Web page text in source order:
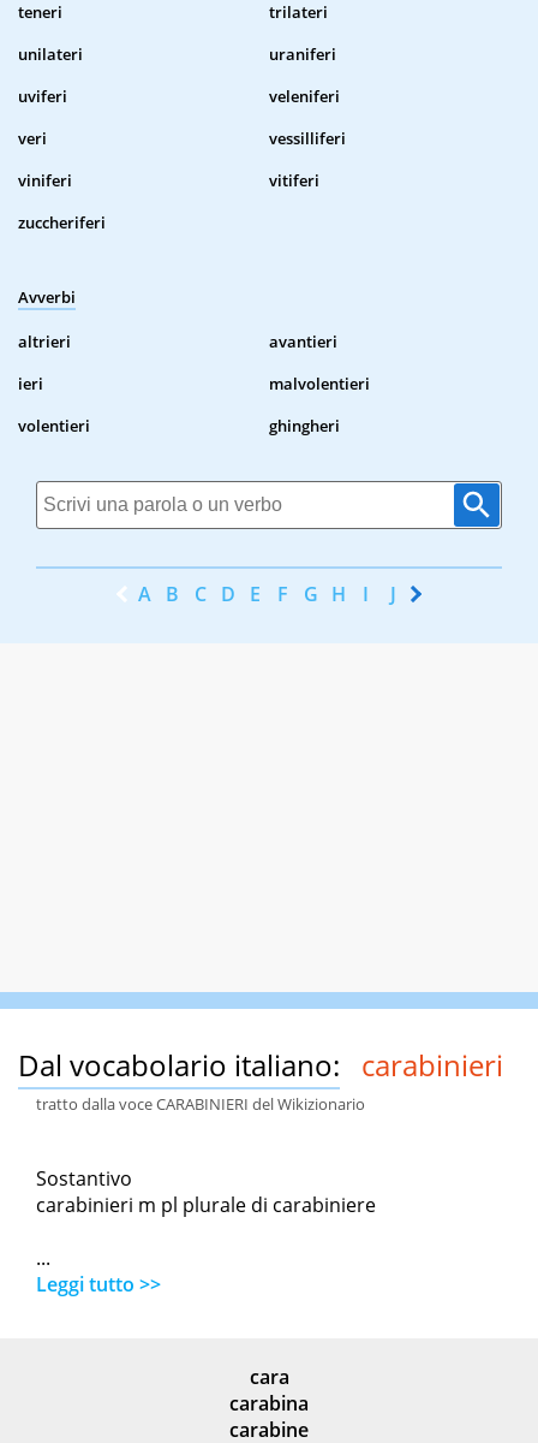
teneri
trilateri
unilateri
uraniferi
uviferi
veleniferi
veri
vessilliferi
viniferi
vitiferi
zuccheriferi
Avverbi
altrieri
avantieri
ieri
malvolentieri
volentieri
ghingheri
A B C D E F G H I J K
Dal vocabolario italiano: carabinieri
tratto dalla voce CARABINIERI del Wikizionario
Sostantivo
carabinieri m pl plurale di carabiniere
...
Leggi tutto >>
cara
carabina
carabine